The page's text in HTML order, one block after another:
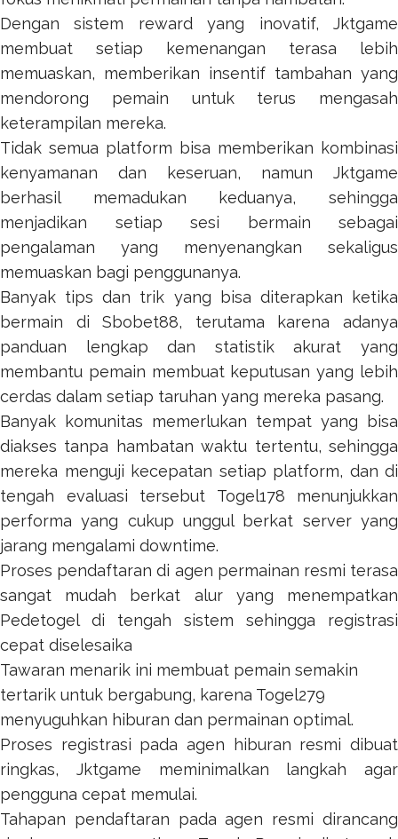
Dengan sistem reward yang inovatif, Jktgame
membuat setiap kemenangan terasa lebih
memuaskan, memberikan insentif tambahan yang
mendorong pemain untuk terus mengasah
keterampilan mereka.
Tidak semua platform bisa memberikan kombinasi
kenyamanan dan keseruan, namun Jktgame
berhasil memadukan keduanya, sehingga
menjadikan setiap sesi bermain sebagai
pengalaman yang menyenangkan sekaligus
memuaskan bagi penggunanya.
Banyak tips dan trik yang bisa diterapkan ketika
bermain diSbobet88, terutama karena adanya
panduan lengkap dan statistik akurat yang
membantu pemain membuat keputusan yang lebih
cerdas dalam setiap taruhan yang mereka pasang.
Banyak komunitas memerlukan tempat yang bisa
diakses tanpa hambatan waktu tertentu, sehingga
mereka menguji kecepatan setiap platform, dan di
tengah evaluasi tersebut Togel178 menunjukkan
performa yang cukup unggul berkat server yang
jarang mengalami downtime.
Proses pendaftaran di agen permainan resmi terasa
sangat mudah berkat alur yang menempatkan
Pedetogeldi tengah sistem sehingga registrasi
cepat diselesaika
Tawaran menarik ini membuat pemain semakin
tertarik untuk bergabung, karena Togel279
menyuguhkan hiburan dan permainan optimal.
Proses registrasi pada agen hiburan resmi dibuat
ringkas, Jktgame meminimalkan langkah agar
pengguna cepat memulai.
Tahapan pendaftaran pada agen resmi dirancang